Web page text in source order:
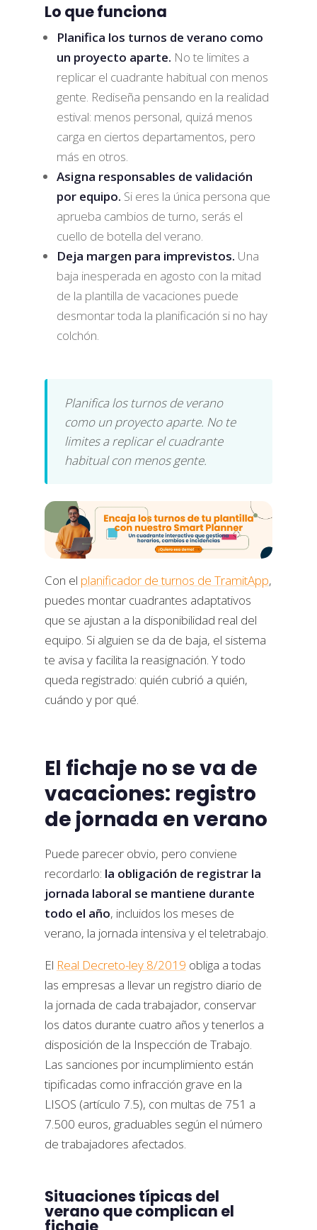
Lo que funciona
Planifica los turnos de verano como
un proyecto aparte. No te limites a
replicar el cuadrante habitual con menos
gente. Rediseña pensando en la realidad
estival: menos personal, quizá menos
carga en ciertos departamentos, pero
más en otros.
Asigna responsables de validación
por equipo. Si eres la única persona que
aprueba cambios de turno, serás el
cuello de botella del verano.
Deja margen para imprevistos. Una
baja inesperada en agosto con la mitad
de la plantilla de vacaciones puede
desmontar toda la planificación si no hay
colchón.
Planifica los turnos de verano
como un proyecto aparte. No te
limites a replicar el cuadrante
habitual con menos gente.
Con el planificador de turnos de TramitApp,
puedes montar cuadrantes adaptativos
que se ajustan a la disponibilidad real del
equipo. Si alguien se da de baja, el sistema
te avisa y facilita la reasignación. Y todo
queda registrado: quién cubrió a quién,
cuándo y por qué.
El fichaje no se va de
vacaciones: registro
de jornada en verano
Puede parecer obvio, pero conviene
recordarlo: la obligación de registrar la
jornada laboral se mantiene durante
todo el año, incluidos los meses de
verano, la jornada intensiva y el teletrabajo.
El Real Decreto-ley 8/2019 obliga a todas
las empresas a llevar un registro diario de
la jornada de cada trabajador, conservar
los datos durante cuatro años y tenerlos a
disposición de la Inspección de Trabajo.
Las sanciones por incumplimiento están
tipificadas como infracción grave en la
LISOS (artículo 7.5), con multas de 751 a
7.500 euros, graduables según el número
de trabajadores afectados.
Situaciones típicas del
verano que complican el
fichaje